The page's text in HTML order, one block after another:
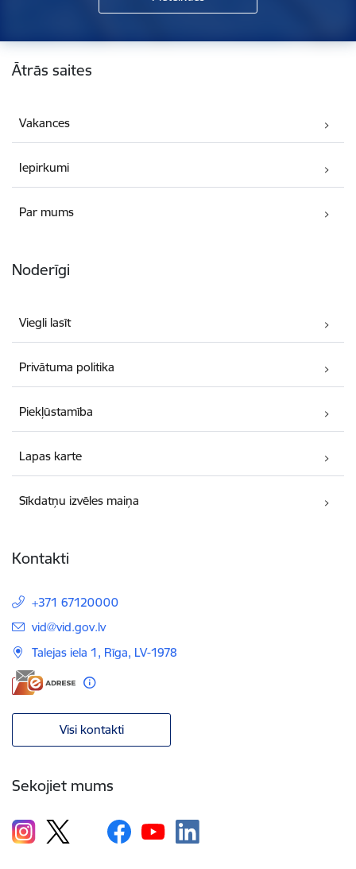
Kājene
Ātrās saites
Vakances
Iepirkumi
Par mums
Noderīgi
Viegli lasīt
Privātuma politika
Piekļūstamība
Lapas karte
Sīkdatņu izvēles maiņa
Kontakti
+371 67120000
E-pasts:
vid@vid.gov.lv
Talejas iela 1, Rīga, LV-1978
Visi kontakti
Sekojiet mums